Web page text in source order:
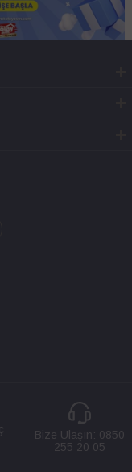
Bize Ulaşın: 0850
255 20 05